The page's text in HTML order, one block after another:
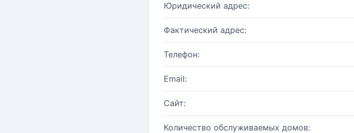
Юридический адрес:
Фактический адрес:
Телефон:
Email:
Сайт:
Количество обслуживаемых домов: